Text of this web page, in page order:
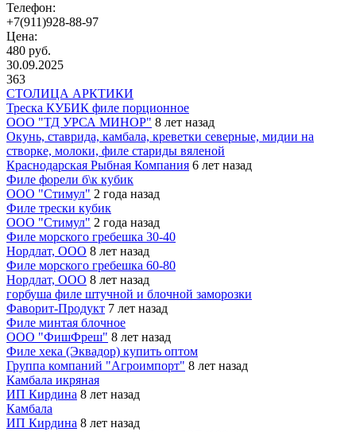
Телефон:
+7(911)928-88-97
Цена:
480 руб.
30.09.2025
363
СТОЛИЦА АРКТИКИ
Треска КУБИК филе порционное
ООО "ТД УРСА МИНОР" 8 лет назад
Окунь, ставрида, камбала, креветки северные, мидии на
створке, молоки, филе стариды вяленой
Краснодарская Рыбная Компания 6 лет назад
Филе форели б\к кубик
ООО "Стимул" 2 года назад
Филе трески кубик
ООО "Стимул" 2 года назад
Филе морского гребешка 30-40
Нордлат, ООО 8 лет назад
Филе морского гребешка 60-80
Нордлат, ООО 8 лет назад
горбуша филе штучной и блочной заморозки
Фаворит-Продукт 7 лет назад
Филе минтая блочное
ООО "ФишФреш" 8 лет назад
Филе хека (Эквадор) купить оптом
Группа компаний "Агроимпорт" 8 лет назад
Камбала икряная
ИП Кирдина 8 лет назад
Камбала
ИП Кирдина 8 лет назад